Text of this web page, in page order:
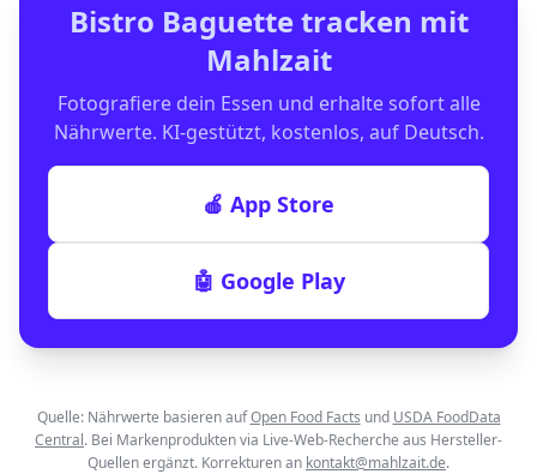
Bistro Baguettetracken mit
Mahlzait
Fotografiere dein Essen und erhalte sofort alle
Nährwerte. KI-gestützt, kostenlos, auf Deutsch.
🍎 App Store
🤖 Google Play
Quelle: Nährwerte basieren auf Open Food Facts und USDA FoodData
Central. Bei Markenprodukten via Live-Web-Recherche aus Hersteller-
Quellen ergänzt. Korrekturen an kontakt@mahlzait.de.